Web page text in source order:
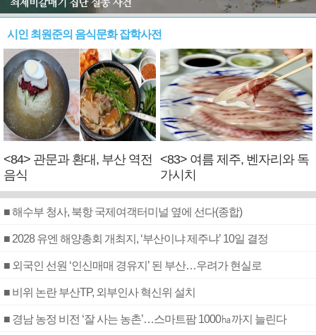
시인 최원준의 음식문화 잡학사전
<84> 관문과 환대, 부산 역전
음식
<83> 여름 제주, 벤자리와 독
가시치
■ 해수부 청사, 북항 국제여객터미널 옆에 선다(종합)
■ 2028 유엔 해양총회 개최지, ‘부산이냐 제주냐’ 10일 결정
■ 외국인 선원 ‘인신매매 경유지’ 된 부산…우려가 현실로
■ 비위 논란 부산TP, 외부인사 혁신위 설치
■ 경남 농정 비전 ‘잘 사는 농촌’…스마트팜 1000㏊까지 늘린다